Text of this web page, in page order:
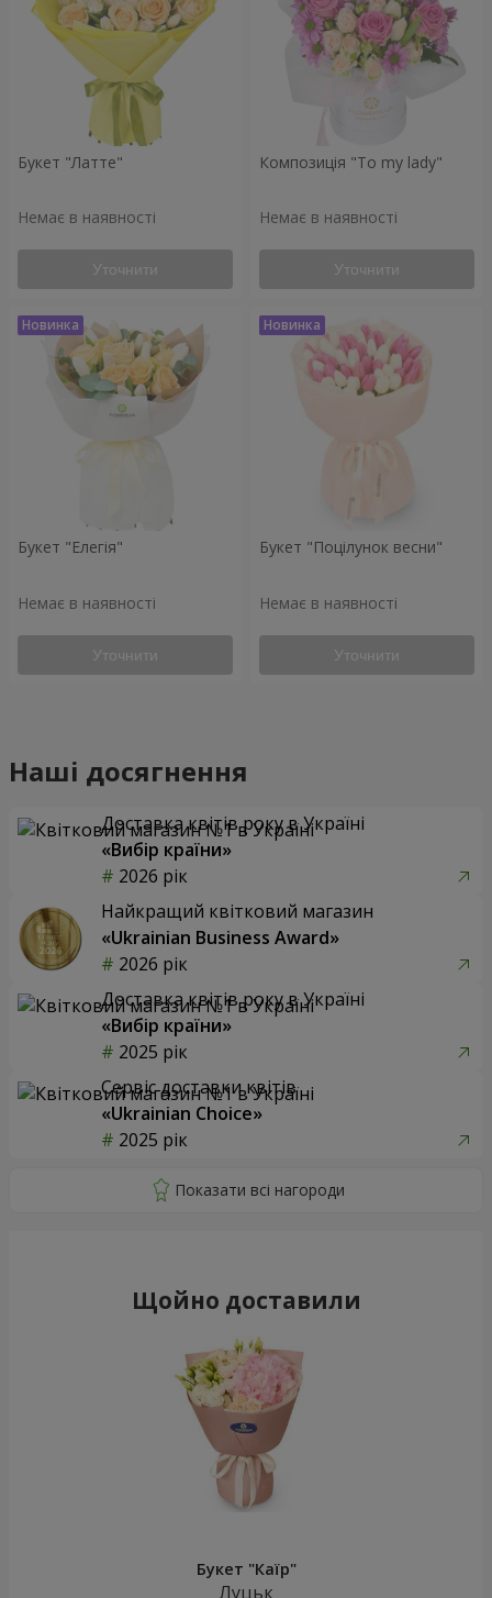
Букет "Латте"
Немає в наявності
Уточнити
Композиція "To my lady"
Немає в наявності
Уточнити
Букет "Елегія"
Немає в наявності
Уточнити
Букет "Поцілунок весни"
Немає в наявності
Уточнити
Наші досягнення
Доставка квітів року в Україні
«Вибір країни»
2026 рік
Найкращий квітковий магазин
«Ukrainian Business Award»
2026 рік
Доставка квітів року в Україні
«Вибір країни»
2025 рік
Сервіс доставки квітів
«Ukrainian Choice»
2025 рік
Щойно доставили
Букет "Каїр"
Луцьк